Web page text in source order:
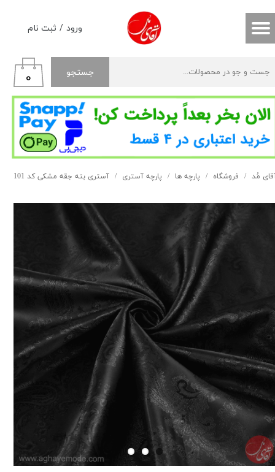
ورود / ثبت نام
حساب کاربری من
خروج از حساب کاربری
جستجو ۰
مُد فروشگاه پارچه ها پارچه آستری آستری بته جقه مشکی کد 101